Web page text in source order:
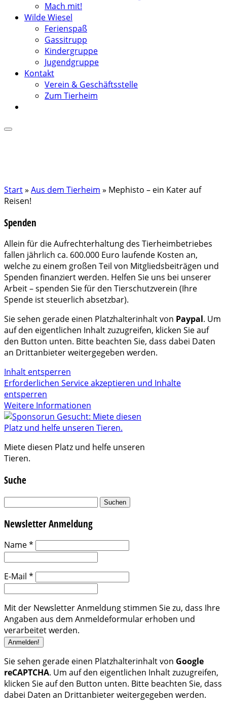
Mach mit!
Wilde Wiesel
Ferienspaß
Gassitrupp
Kindergruppe
Jugendgruppe
Kontakt
Verein & Geschäftsstelle
Zum Tierheim
Start» Aus dem Tierheim » Mephisto – ein Kater auf
Reisen!
Spenden
Allein für die Aufrechterhaltung des Tierheimbetriebes
fallen jährlich ca. 600.000 Euro laufende Kosten an,
welche zu einem großen Teil von Mitgliedsbeiträgen und
Spenden finanziert werden. Helfen Sie uns bei unserer
Arbeit – spenden Sie für den Tierschutzverein (Ihre
Spende ist steuerlich absetzbar).
Sie sehen gerade einen Platzhalterinhalt von Paypal. Um
auf den eigentlichen Inhalt zuzugreifen, klicken Sie auf
den Button unten. Bitte beachten Sie, dass dabei Daten
an Drittanbieter weitergegeben werden.
Inhalt entsperren
Erforderlichen Service akzeptieren und Inhalte
entsperren
Weitere Informationen
Miete diesen Platz und helfe unseren
Tieren.
Suche
Suchen
Newsletter Anmeldung
Name*
E-Mail *
Mit der Newsletter Anmeldung stimmen Sie zu, dass Ihre
Angaben aus dem Anmeldeformular erhoben und
verarbeitet werden.
Sie sehen gerade einen Platzhalterinhalt von Google
reCAPTCHA. Um auf den eigentlichen Inhalt zuzugreifen,
klicken Sie auf den Button unten. Bitte beachten Sie, dass
dabei Daten an Drittanbieter weitergegeben werden.